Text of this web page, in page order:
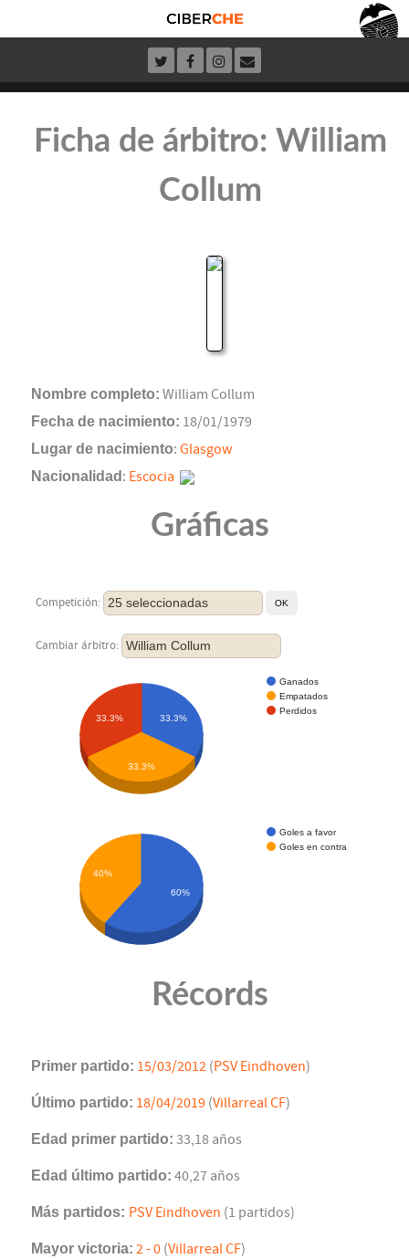
Ficha de árbitro: William
Collum
Nombre completo: William Collum
Fecha de nacimiento: 18/01/1979
Lugar de nacimiento: Glasgow
Nacionalidad : Escocia
Gráficas
Competición: 25 seleccionadas
Cambiar árbitro: William Collum
Ganados
Empatados
Perdidos
33.3%
33.3%
33.3%
Goles a favor
Goles en contra
40%
60%
Récords
Primer partido: 15/03/2012 (PSV Eindhoven)
Último partido: 18/04/2019 (Villarreal CF)
Edad primer partido: 33,18 años
Edad último partido: 40,27 años
Más partidos: PSV Eindhoven (1 partidos)
Mayor victoria: 2 - 0 (Villarreal CF)